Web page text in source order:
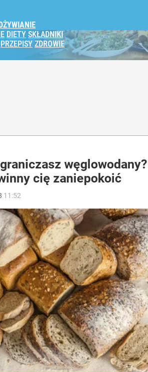
DIETY SKŁADNIKI
PRZEPISY ZDROWIE
węglowodany?
cię zaniepokoić
11:52